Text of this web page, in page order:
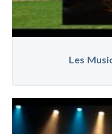
Les